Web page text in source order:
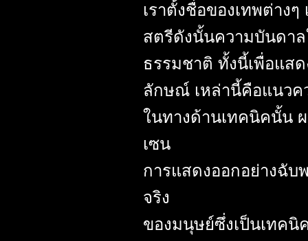
เราตั้งชื่อของเทพต่าง
สตรีดังนั้นความบันดา
ธรรมชาติ ทั้งนี้เพื่อแส
ลักษณ์ เหล่านี้คือแนวค
ในทางด้านเทคนิคนั้น
เซน
การแสดงออกอย่างฉับ
จริง
ของมนุษย์ซึ่งเป็นเทค